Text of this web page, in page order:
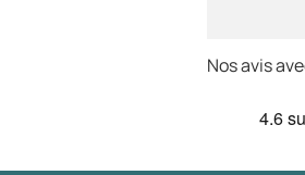
Nos avis
4.6